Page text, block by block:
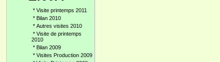
* Visite printemps 2011
* Bilan 2010
* Autres visites 2010
* Visite de printemps
2010
* Bilan 2009
* Visites Production 2009